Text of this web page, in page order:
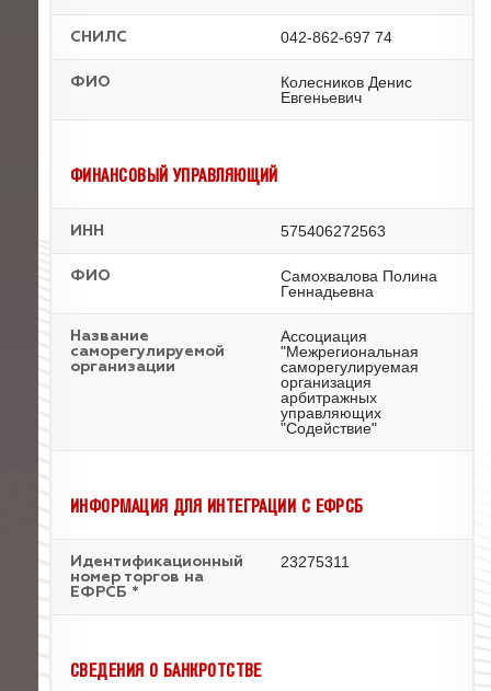
СНИЛС 042-862-697 74
ФИО
Колесников Денис
Евгеньевич
ФИНАНСОВЫЙ УПРАВЛЯЮЩИЙ
ИНН 575406272563
ФИО
Самохвалова Полина
Геннадьевна
Название
саморегулируемой
организации
Ассоциация
"Межрегиональная
саморегулируемая
организация
арбитражных
управляющих
"Содействие"
ИНФОРМАЦИЯ ДЛЯ ИНТЕГРАЦИИ С ЕФРСБ
Идентификационный
номер торгов на
ЕФРСБ *
23275311
СВЕДЕНИЯ О БАНКРОТСТВЕ